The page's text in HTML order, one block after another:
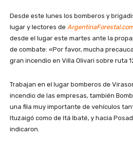
Desde este lunes los bomberos y
lugar y lectores de
desde el lugar este martes ante la
de combate: «Por favor, mucha
gran incendio en Villa Olivari sobre ruta
Trabajan en el lugar bomberos de
incendio de las empresas, también
una fila muy importante de vehículos
Ituzaigó como de Itá Ibaté, y hacia
indicaron.